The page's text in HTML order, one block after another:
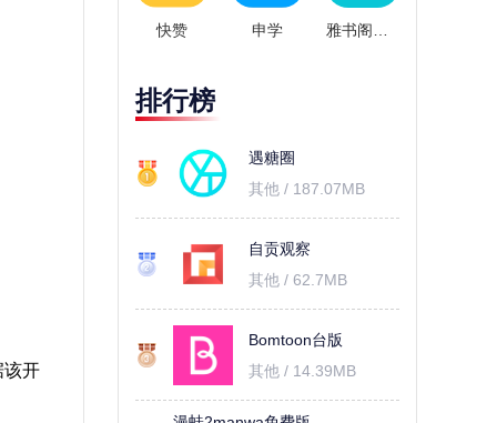
该开
快赞 申学
排行榜
遇糖圈
其他 / 187.07MB
自贡观察
其他 / 62.7MB
Bomtoon台版
其他 / 14.39MB